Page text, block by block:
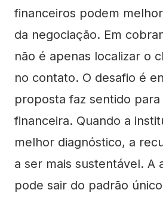
financeiros podem
da negociação. Em
não é apenas localizar o
no contato. O desafio é
proposta faz sentido
financeira. Quando a
melhor diagnóstico, a
a ser mais sustentável. A
pode sair do padrão